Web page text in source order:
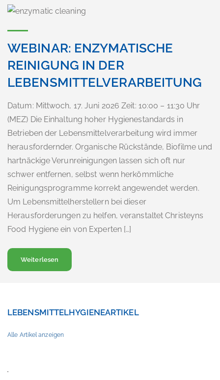
WEBINAR: ENZYMATISCHE
REINIGUNG IN DER
LEBENSMITTELVERARBEITUNG
Datum: Mittwoch, 17. Juni 2026 Zeit: 10:00 – 11:30 Uhr
(MEZ) Die Einhaltung hoher Hygienestandards in
Betrieben der Lebensmittelverarbeitung wird immer
herausfordernder. Organische Rückstände, Biofilme und
hartnäckige Verunreinigungen lassen sich oft nur
schwer entfernen, selbst wenn herkömmliche
Reinigungsprogramme korrekt angewendet werden.
Um Lebensmittelherstellern bei dieser
Herausforderungen zu helfen, veranstaltet Christeyns
Food Hygiene ein von Experten […]
Weiterlesen
LEBENSMITTELHYGIENEARTIKEL
Alle Artikel anzeigen